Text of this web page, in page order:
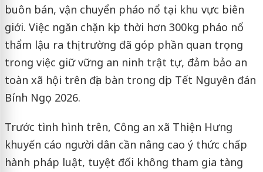
buôn bán, vận chuyển pháo nổ tại khu vực biên
giới. Việc ngăn chặn kịp thời hơn 300kg pháo nổ
thẩm lậu ra thị trường đã góp phần quan trọng
trong việc giữ vững an ninh trật tự, đảm bảo an
toàn xã hội trên địa bàn trong dịp Tết Nguyên đán
Bính Ngọ 2026.
Trước tình hình trên, Công an xã Thiện Hưng
khuyến cáo người dân cần nâng cao ý thức chấp
hành pháp luật, tuyệt đối không tham gia tàng